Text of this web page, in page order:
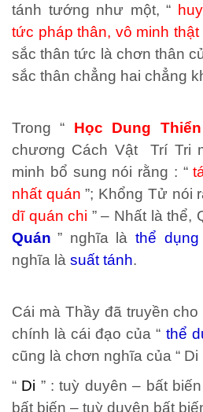
tánh tướng như một, “
tức pháp thân, vô minh
sắc thân tức là chơn thân
sắc thân chẳng hai chẳng
Trong “ Học Dung
chương Cách Vật Trí Tri
minh bổ sung nói rằng : “
nhất quán ”; Khổng Tử nói
dĩ quán chi ” – Nhất là thể,
Quán ” nghĩa làthể
nghĩa là suất tánh.
Cái mà Thầy đã truyền
chính là cái đạo của “ thể
cũng là chơn nghĩa của “ Di
“ Di ” : tuỳ duyên – bất
bất biến – tuỳ duyên bất